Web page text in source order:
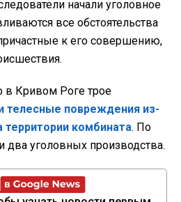
начали уголовное
все обстоятельства
к его совершению,
в Кривом Роге трое
телесные повреждения из-
территории комбината. По
уголовных производства.